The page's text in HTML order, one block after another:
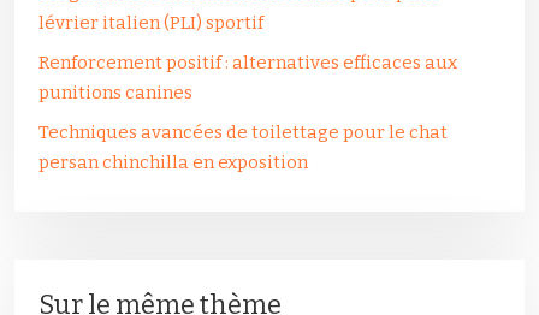
lévrier italien (PLI) sportif
Renforcement positif : alternatives efficaces aux
punitions canines
Techniques avancées de toilettage pour le chat
persan chinchilla en exposition
Sur le même thème